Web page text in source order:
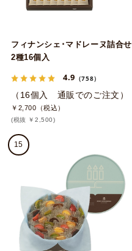
フィナンシェ･マドレーヌ詰合せ
2種16個入
4.9 （758）
（16個入 通販でのご注文）
￥2,700（税込）
(税抜 ￥2,500)
15